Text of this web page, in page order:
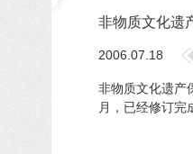
非物质文化遗
2006.07.18
非物质文化遗产
月，已经修订